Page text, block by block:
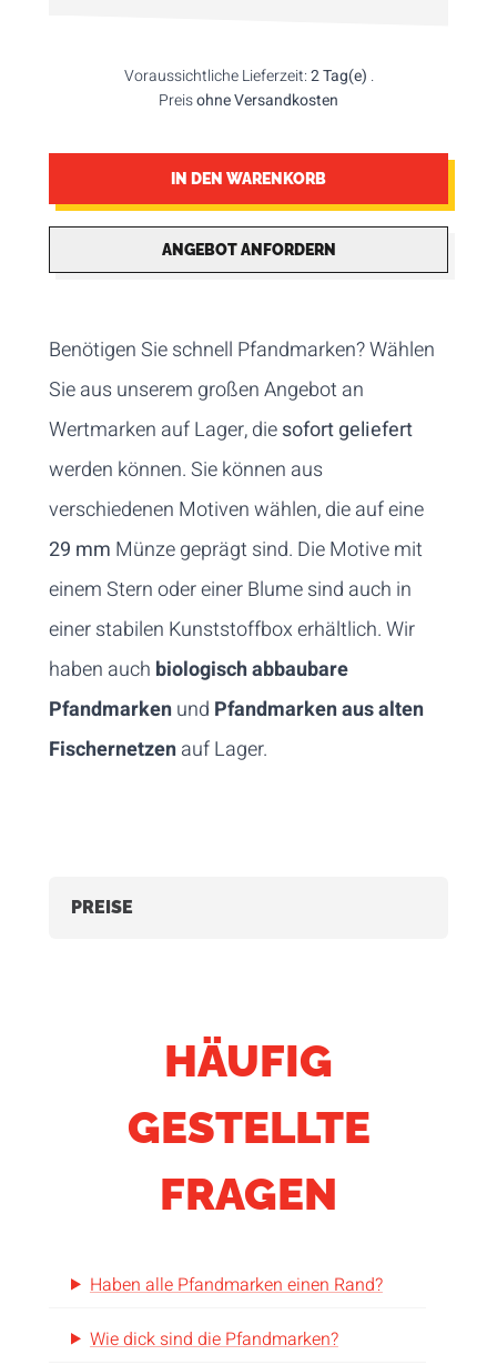
Voraussichtliche Lieferzeit:2 Tag(e) .
Preisohne Versandkosten
IN DEN WARENKORB
ANGEBOT ANFORDERN
Benötigen Sie schnell Pfandmarken? Wählen
Sie aus unserem großen Angebot an
Wertmarken auf Lager, diesofortgeliefert
werden können. Sie können aus
verschiedenen Motiven wählen, die auf eine
29 mm Münze geprägt sind. Die Motive mit
einem Stern oder einer Blume sind auch in
einer stabilen Kunststoffbox erhältlich. Wir
haben auch biologisch abbaubare
Pfandmarkenund Pfandmarken aus alten
Fischernetzenauf Lager.
PREISE
HÄUFIG
GESTELLTE
FRAGEN
Haben alle Pfandmarken einen Rand?
Wie dick sind die Pfandmarken?